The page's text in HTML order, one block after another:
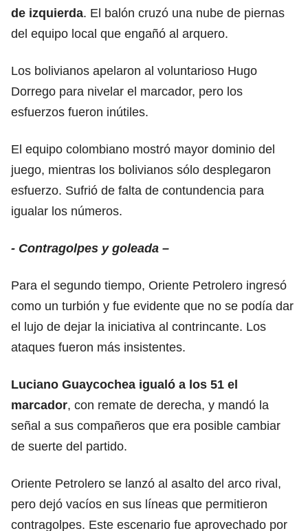
de izquierda. El balón cruzó una nube de piernas
del equipo local que engañó al arquero.
Los bolivianos apelaron al voluntarioso Hugo
Dorrego para nivelar el marcador, pero los
esfuerzos fueron inútiles.
El equipo colombiano mostró mayor dominio del
juego, mientras los bolivianos sólo desplegaron
esfuerzo. Sufrió de falta de contundencia para
igualar los números.
- Contragolpes y goleada –
Para el segundo tiempo, Oriente Petrolero ingresó
como un turbión y fue evidente que no se podía dar
el lujo de dejar la iniciativa al contrincante. Los
ataques fueron más insistentes.
Luciano Guaycochea igualó a los 51 el
marcador, con remate de derecha, y mandó la
señal a sus compañeros que era posible cambiar
de suerte del partido.
Oriente Petrolero se lanzó al asalto del arco rival,
pero dejó vacíos en sus líneas que permitieron
contragolpes. Este escenario fue aprovechado por